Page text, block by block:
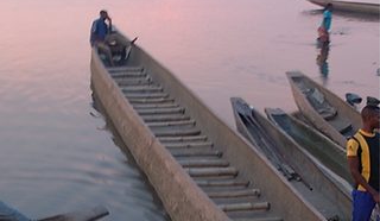
L'Afrique